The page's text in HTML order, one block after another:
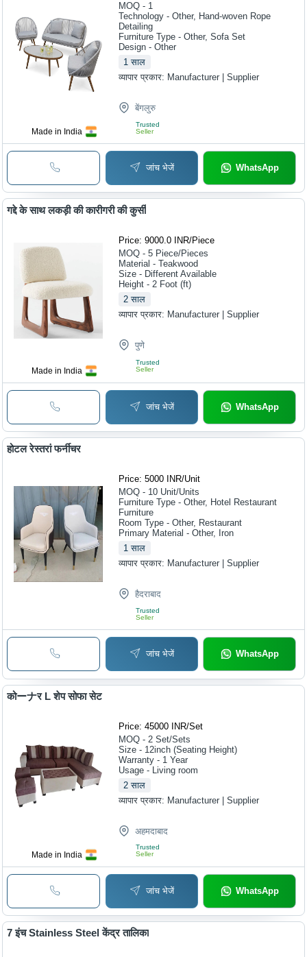
Made in India
MOQ - 1
Technology - Other, Hand-woven Rope
Detailing
Furniture Type - Other, Sofa Set
Design - Other
1 साल
व्यापार प्रकार: Manufacturer | Supplier
बेंगलुरु
Trusted
Seller
जांच भेजें WhatsApp
Made in India
गद्दे के साथ लकड़ी की कारीगरी की कुर्सी
Price: 9000.0 INR/Piece
MOQ - 5 Piece/Pieces
Material - Teakwood
Size - Different Available
Height - 2 Foot (ft)
2 साल
व्यापार प्रकार: Manufacturer | Supplier
पुणे
Trusted
Seller
जांच भेजें WhatsApp
होटल रेस्तरां फर्नीचर
Price: 5000 INR/Unit
MOQ - 10 Unit/Units
Furniture Type - Other, Hotel Restaurant
Furniture
Room Type - Other, Restaurant
Primary Material - Other, Iron
1 साल
व्यापार प्रकार: Manufacturer | Supplier
हैदराबाद
Trusted
Seller
जांच भेजें WhatsApp
Made in India
कोーナर L शेप सोफा सेट
Price: 45000 INR/Set
MOQ - 2 Set/Sets
Size - 12inch (Seating Height)
Warranty - 1 Year
Usage - Living room
2 साल
व्यापार प्रकार: Manufacturer | Supplier
अहमदाबाद
Trusted
Seller
जांच भेजें WhatsApp
7 इंच Stainless Steel केंद्र तालिका